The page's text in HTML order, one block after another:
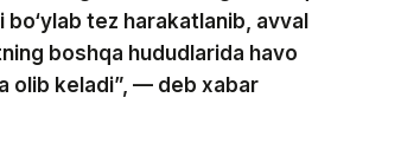
tez harakatlanib, avval
boshqa hududlarida havo
olib keladi”, — deb xabar